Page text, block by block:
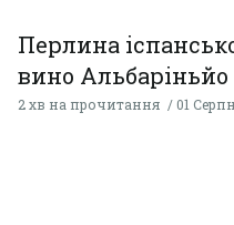
Перлина
вино
2 хв на прочитання 01